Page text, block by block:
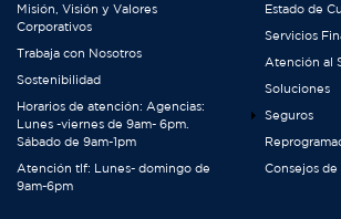
Misión, Visión y Valores
Corporativos
Trabaja con Nosotros
Sostenibilidad
Horarios de atención: Agencias:
Lunes -viernes de 9am- 6pm.
Sábado de 9am-1pm
Atención tlf: Lunes- domingo de
9am-6pm
Estado de
Servicios
Atención al
Soluciones
Seguros
Consejos